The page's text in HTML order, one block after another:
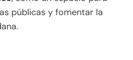
públicas y fomentar la